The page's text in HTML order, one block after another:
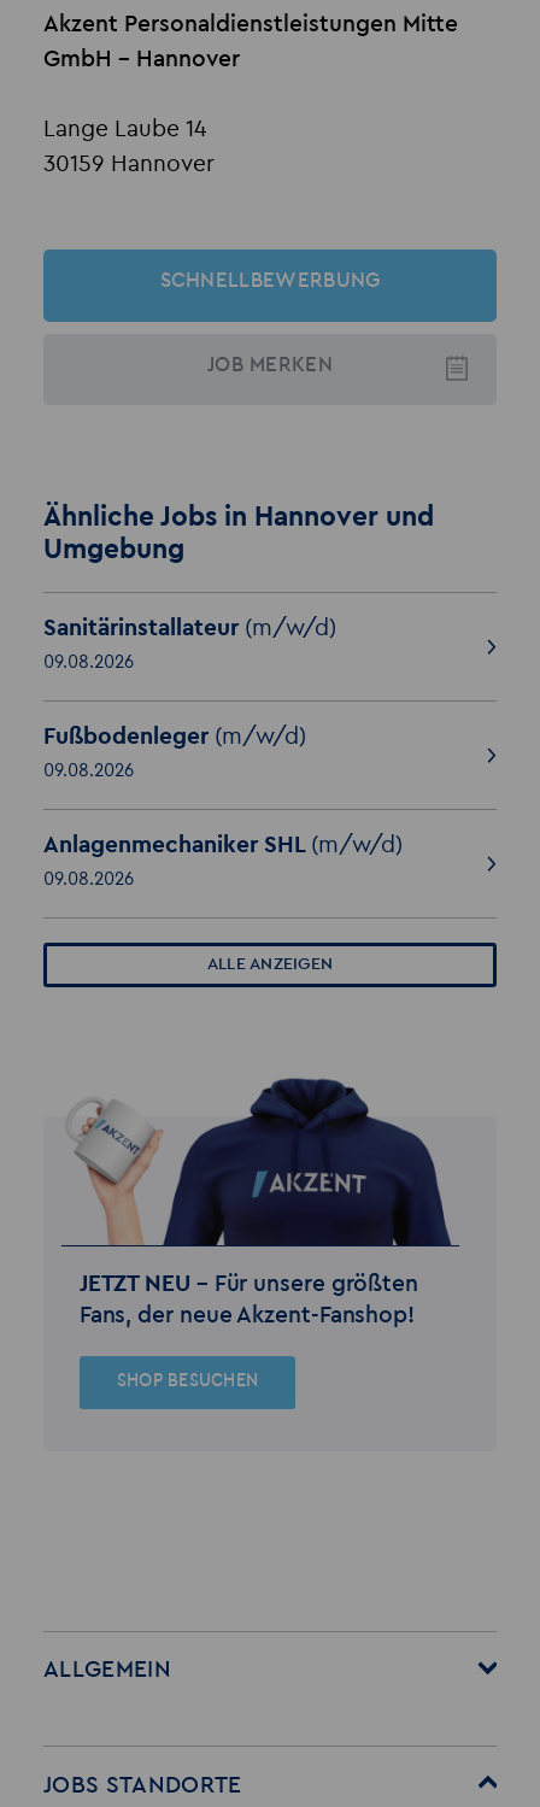
Akzent Personaldienstleistungen Mitte
GmbH - Hannover
Lange Laube 14
30159 Hannover
SCHNELLBEWERBUNG
JOB MERKEN
Ähnliche Jobs in Hannover und
Umgebung
Sanitärinstallateur (m/w/d)
09.08.2026
Fußbodenleger (m/w/d)
09.08.2026
Anlagenmechaniker SHL (m/w/d)
09.08.2026
ALLE ANZEIGEN
JETZT NEU – Für unsere größten
Fans, der neue Akzent-Fanshop!
SHOP BESUCHEN
ALLGEMEIN
Für Bewerber
JOBS STANDORTE